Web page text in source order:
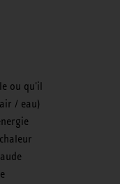
ou qu'il
/ eau)